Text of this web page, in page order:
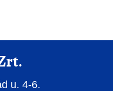
u. 4-6.